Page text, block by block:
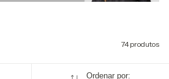
74 produtos
Ordenar por: